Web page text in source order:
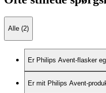
Alle (2)
Er Philips Avent-flasker
Er mit Philips Avent-